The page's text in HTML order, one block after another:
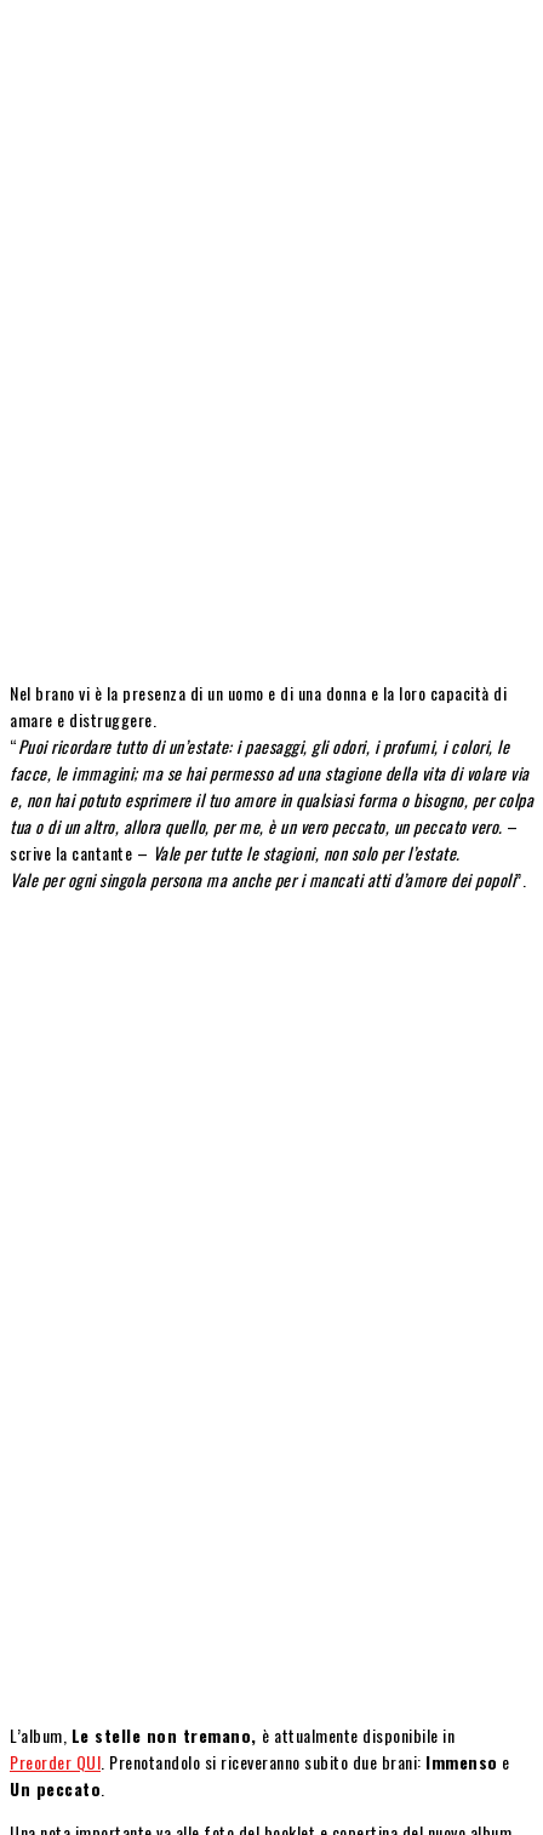
Nel brano vi è la presenza di un uomo e di una donna e la loro capacità di
amare e distruggere.
“Puoi ricordare tutto di un’estate: i paesaggi, gli odori, i profumi, i colori, le
facce, le immagini; ma se hai permesso ad una stagione della vita di volare via
e, non hai potuto esprimere il tuo amore in qualsiasi forma o bisogno, per colpa
tua o di un altro, allora quello, per me, è un vero peccato, un peccato vero. –
scrive la cantante – Vale per tutte le stagioni, non solo per l’estate.
Vale per ogni singola persona ma anche per i mancati atti d’amore dei popoli”.
L’album, Le stelle non tremano, è attualmente disponibile in
Preorder QUI . Prenotandolo si riceveranno subito due brani: Immenso e
Un peccato